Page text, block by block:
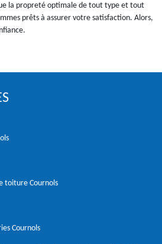
la propreté optimale de tout type et tout
prêts à assurer votre satisfaction. Alors,
toiture Cournols
Cournols